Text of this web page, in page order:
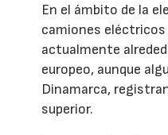
En el ámbito de la
camiones
actualmente
europeo, aunque
Dinamarca,
superior.